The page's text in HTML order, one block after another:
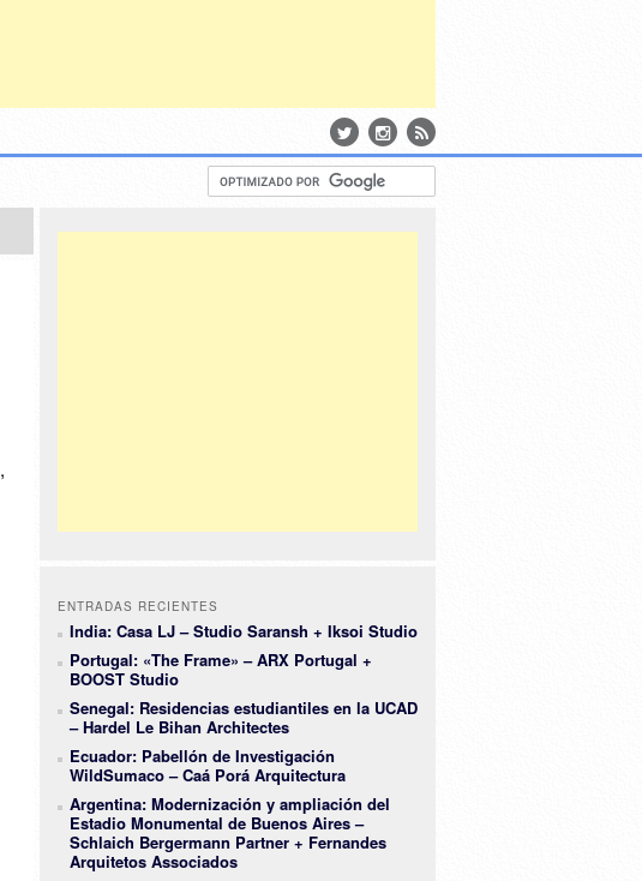
,
ENTRADAS RECIENTES
India: Casa LJ – Studio Saransh + Iksoi Studio
Portugal: «The Frame» – ARX Portugal +
BOOST Studio
Senegal: Residencias estudiantiles en la UCAD
– Hardel Le Bihan Architectes
Ecuador: Pabellón de Investigación
WildSumaco – Caá Porá Arquitectura
Argentina: Modernización y ampliación del
Estadio Monumental de Buenos Aires –
Schlaich Bergermann Partner + Fernandes
Arquitetos Associados